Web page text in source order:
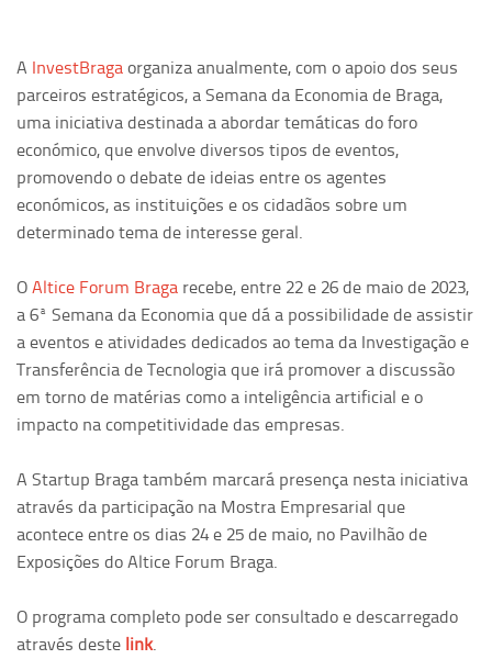
A InvestBragaorganiza anualmente, com o apoio dos seus
parceiros estratégicos, a Semana da Economia de Braga,
uma iniciativa destinada a abordar temáticas do foro
económico, que envolve diversos tipos de eventos,
promovendo o debate de ideias entre os agentes
económicos, as instituições e os cidadãos sobre um
determinado tema de interesse geral.
OAltice Forum Braga recebe, entre 22 e 26 de maio de 2023,
a 6ª Semana da Economia que dá a possibilidade de assistir
a eventos e atividades dedicados ao tema da Investigação e
Transferência de Tecnologia que irá promover a discussão
em torno de matérias como a inteligência artificial e o
impacto na competitividade das empresas.
A Startup Braga também marcará presença nesta iniciativa
através da participação na Mostra Empresarial que
acontece entre os dias 24 e 25 de maio, no Pavilhão de
Exposições do Altice Forum Braga.
O programa completo pode ser consultado e descarregado
através deste link.